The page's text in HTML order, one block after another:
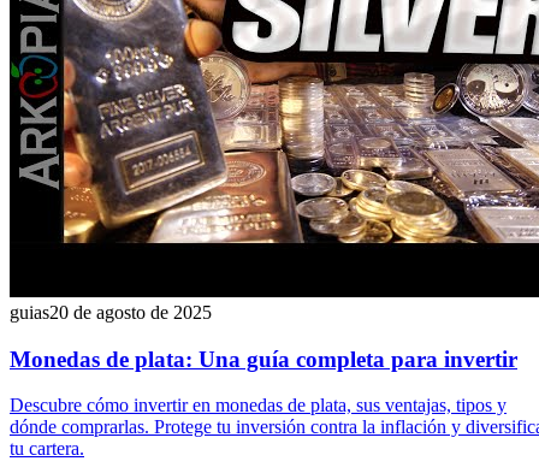
guias20 de agosto de 2025
Monedas de plata: Una guía completa para invertir
Descubre cómo invertir en monedas de plata, sus ventajas, tipos y
dónde comprarlas. Protege tu inversión contra la inflación y
tu cartera.